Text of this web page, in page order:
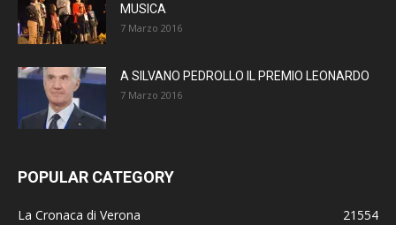
MUSICA
7 Marzo 2016
A SILVANO PEDROLLO IL PREMIO LEONARDO
7 Marzo 2016
POPULAR CATEGORY
La Cronaca di Verona
21554